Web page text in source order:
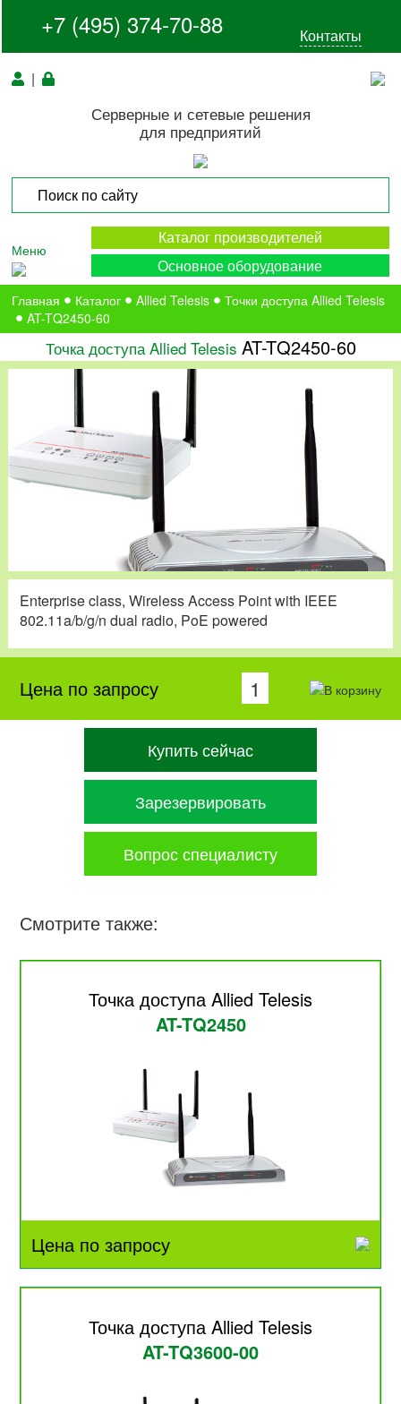
+7 (495) 374-70-88 Контакты
|
Серверные и сетевые решения
для предприятий
Меню
Каталог производителей
Основное оборудование
Главная Каталог Allied Telesis
Точки доступа Allied Telesis
AT-TQ2450-60
Точка доступа Allied Telesis AT-TQ2450-60
Enterprise class, Wireless Access Point with IEEE
802.11a/b/g/n dual radio, PoE powered
Цена по запросу
Купить сейчас
Зарезервировать
Вопрос специалисту
Смотрите также:
Точка доступа Allied Telesis
AT-TQ2450
Цена по запросу
Точка доступа Allied Telesis
AT-TQ3600-00